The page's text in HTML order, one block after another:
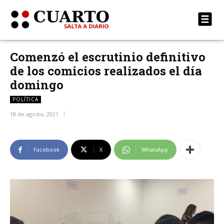
Comenzó el escrutinio definitivo
de los comicios realizados el día
domingo
POLÍTICA
18 de agosto, 2021
Facebook X WhatsApp